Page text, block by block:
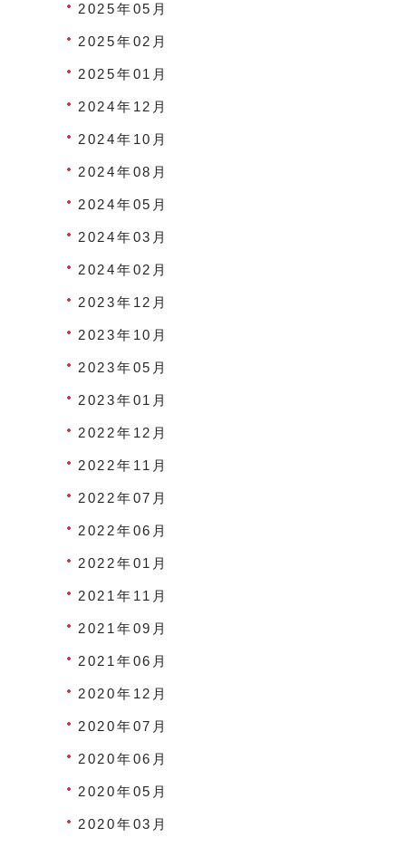
2025年05月
2025年02月
2025年01月
2024年12月
2024年10月
2024年08月
2024年05月
2024年03月
2024年02月
2023年12月
2023年10月
2023年05月
2023年01月
2022年12月
2022年11月
2022年07月
2022年06月
2022年01月
2021年11月
2021年09月
2021年06月
2020年12月
2020年07月
2020年06月
2020年05月
2020年03月